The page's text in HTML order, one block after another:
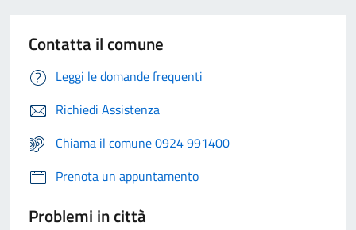
Contatta il comune
Leggi le domande frequenti
Richiedi Assistenza
Chiama il comune 0924 991400
Prenota un appuntamento
Problemi in città